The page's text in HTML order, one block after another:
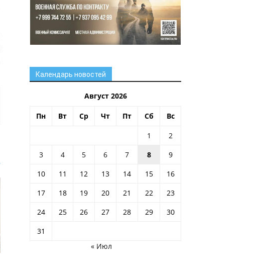
Календарь новостей
Август 2026
Пн Вт Ср Чт Пт Сб Вс
1
2
3
4 5 6 7 8
9
10
11 12 13 14 15
16
17
18 19 20 21 22
23
24
25 26 27 28 29
30
31
« Июл